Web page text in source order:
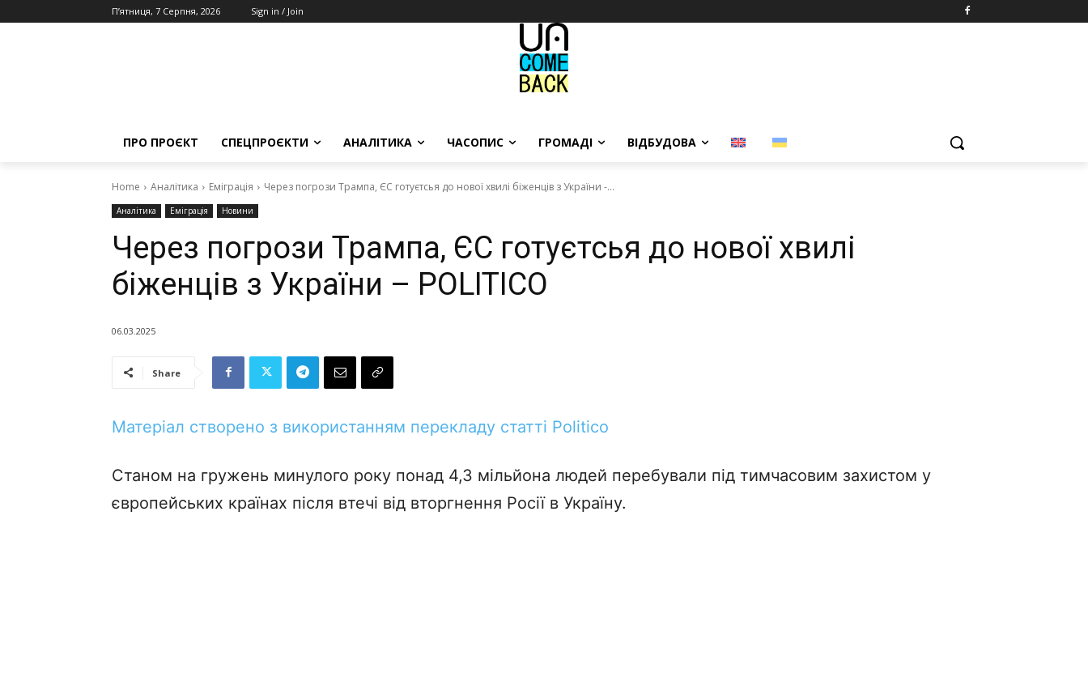
П’ятниця, 7 Серпня, 2026 Sign in / Join
ПРО ПРОЄКТ СПЕЦПРОЄКТИ АНАЛІТИКА ЧАСОПИС ГРОМАДІ ВІДБУДОВА
Home Аналітика Еміграція Через погрози Трампа, ЄС готуєтсья до нової хвилі біженців з України -...
Аналітика Еміграція Новини
Через погрози Трампа, ЄС готуєтсья до нової хвилі
біженців з України – POLITICO
06.03.2025
Share
Матеріал створено з використанням перекладу статті Politico
Станом на гружень минулого року понад 4,3 мільйона людей перебували під тимчасовим захистом у
європейських країнах після втечі від вторгнення Росії в Україну.